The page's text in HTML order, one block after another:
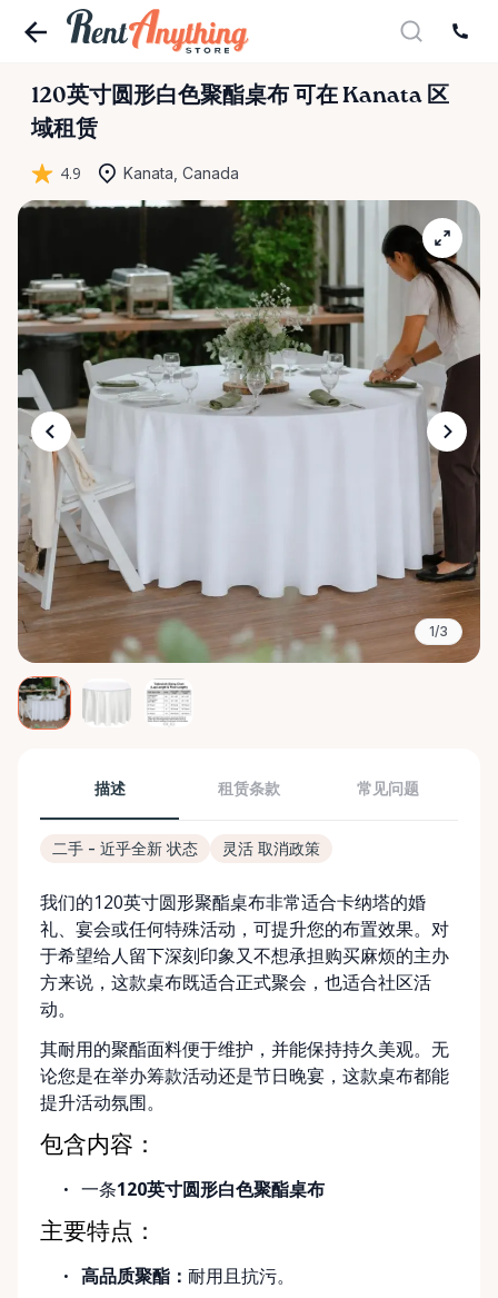
120英寸圆形白色聚酯桌布 可在 Kanata 区
域租赁
4.9 Kanata, Canada
1/3
描述 租赁条款 常见问题
二手 - 近乎全新 状态 灵活 取消政策
我们的120英寸圆形聚酯桌布非常适合卡纳塔的婚
礼、宴会或任何特殊活动，可提升您的布置效果。对
于希望给人留下深刻印象又不想承担购买麻烦的主办
方来说，这款桌布既适合正式聚会，也适合社区活
动。
其耐用的聚酯面料便于维护，并能保持持久美观。无
论您是在举办筹款活动还是节日晚宴，这款桌布都能
提升活动氛围。
包含内容：
一条120英寸圆形白色聚酯桌布
主要特点：
高品质聚酯：耐用且抗污。